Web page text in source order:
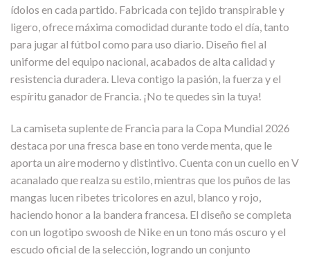
ídolos en cada partido. Fabricada con tejido transpirable y
ligero, ofrece máxima comodidad durante todo el día, tanto
para jugar al fútbol como para uso diario. Diseño fiel al
uniforme del equipo nacional, acabados de alta calidad y
resistencia duradera. Lleva contigo la pasión, la fuerza y el
espíritu ganador de Francia. ¡No te quedes sin la tuya!
La camiseta suplente de Francia para la Copa Mundial 2026
destaca por una fresca base en tono verde menta, que le
aporta un aire moderno y distintivo. Cuenta con un cuello en V
acanalado que realza su estilo, mientras que los puños de las
mangas lucen ribetes tricolores en azul, blanco y rojo,
haciendo honor a la bandera francesa. El diseño se completa
con un logotipo swoosh de Nike en un tono más oscuro y el
escudo oficial de la selección, logrando un conjunto